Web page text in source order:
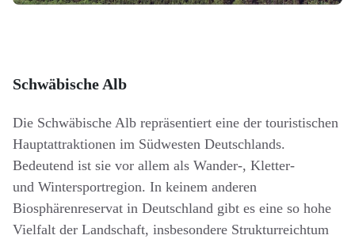
Schwäbische Alb
Die Schwäbische Alb repräsentiert eine der touristischen
Hauptattraktionen im Südwesten Deutschlands.
Bedeutend ist sie vor allem als Wander-, Kletter-
und Wintersportregion. In keinem anderen
Biosphärenreservat in Deutschland gibt es eine so hohe
Vielfalt der Landschaft, insbesondere Strukturreichtum